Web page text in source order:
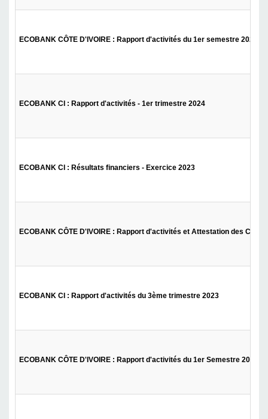
ECOBANK CÔTE D'IVOIRE : Rapport d'activités du 1er semestre 2024
ECOBANK CI : Rapport d'activités - 1er trimestre 2024
ECOBANK CI : Résultats financiers - Exercice 2023
ECOBANK CÔTE D'IVOIRE : Rapport d'activités et Attestation des
ECOBANK CI : Rapport d'activités du 3ème trimestre 2023
ECOBANK CÔTE D'IVOIRE : Rapport d'activités du 1er Semestre 2023